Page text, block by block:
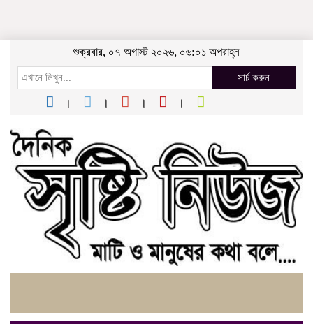
শুক্রবার, ০৭ অগাস্ট ২০২৬, ০৬:০১ অপরাহ্ন
সার্চ করুন